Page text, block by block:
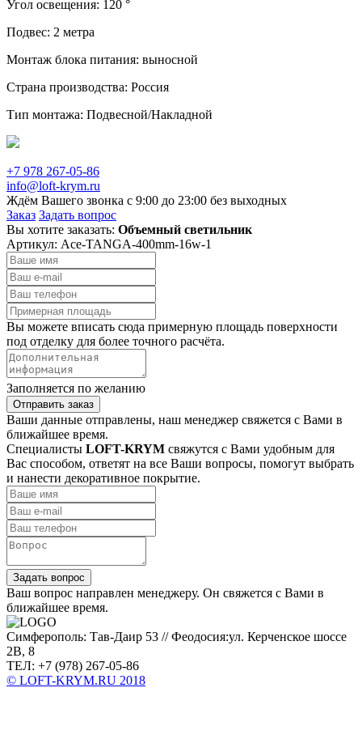
Угол освещения: 120 °
Подвес: 2 метра
Монтаж блока питания: выносной
Страна производства: Россия
Тип монтажа: Подвесной/Накладной
+7 978 267-05-86
info@loft-krym.ru
Ждём Вашего звонка с 9:00 до 23:00 без выходных
Заказ Задать вопрос
Вы хотите заказать: Объемный светильник
Артикул: Ace-TANGA-400mm-16w-1
Вы можете вписать сюда примерную площадь поверхности
под отделку для более точного расчёта.
Заполняется по желанию
Отправить заказ
Ваши данные отправлены, наш менеджер свяжется с Вами в
ближайшее время.
Специалисты LOFT-KRYM свяжутся с Вами удобным для
Вас способом, ответят на все Ваши вопросы, помогут выбрать
и нанести декоративное покрытие.
Задать вопрос
Ваш вопрос направлен менеджеру. Он свяжется с Вами в
ближайшее время.
Симферополь: Тав-Даир 53 // Феодосия:ул. Керченское шоссе
2В, 8
ТЕЛ: +7 (978) 267-05-86
© LOFT-KRYM.RU 2018